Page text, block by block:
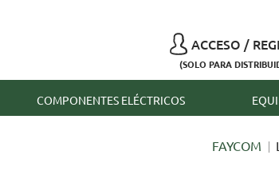
(SOLO PARA
ACCESO /
COMPONENTES ELÉCTRICOS
FAYCOM